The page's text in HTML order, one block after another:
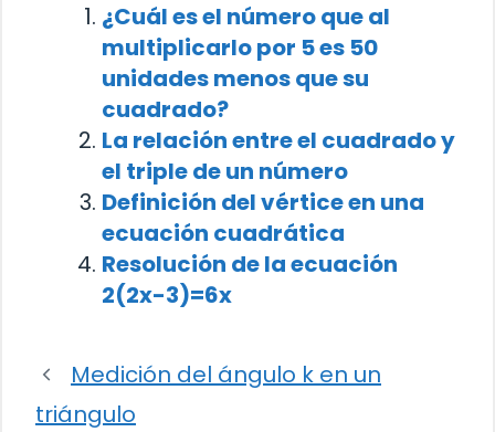
¿Cuál es el número que al
multiplicarlo por 5 es 50
unidades menos que su
cuadrado?
La relación entre el cuadrado y
el triple de un número
Definición del vértice en una
ecuación cuadrática
Resolución de la ecuación
2(2x-3)=6x
Medición del ángulo k en un
triángulo